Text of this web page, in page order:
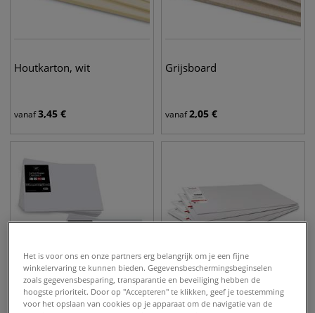
Houtkarton, wit
vanaf3,45 €
Grijsboard
vanaf2,05 €
3 varianten 4 varianten
Het is voor ons en onze partners erg belangrijk om je een fijne
winkelervaring te kunnen bieden. Gegevensbeschermingsbeginselen
zoals gegevensbesparing, transparantie en beveiliging hebben de
hoogste prioriteit. Door op "Accepteren" te klikken, geef je toestemming
voor het opslaan van cookies op je apparaat om de navigatie van de